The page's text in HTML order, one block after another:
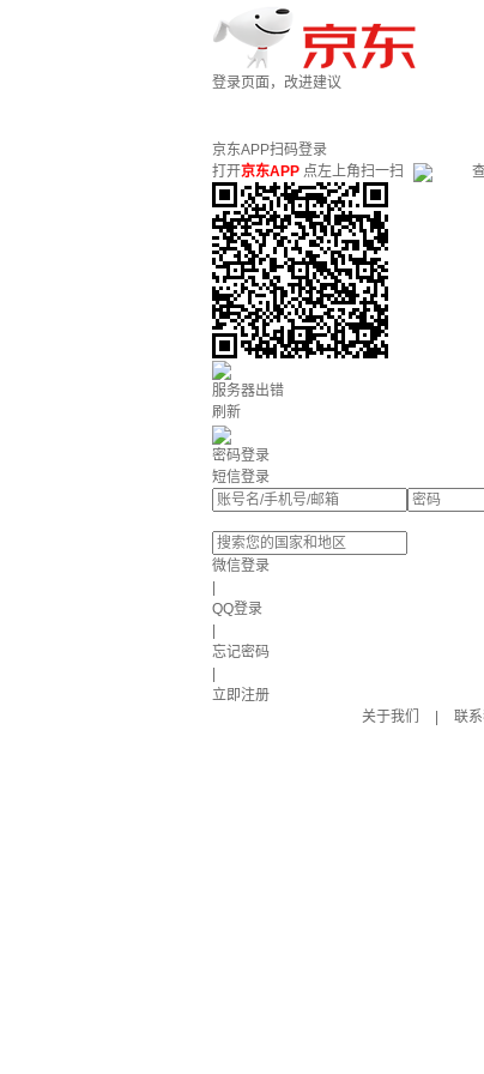
登录页面，改进建议
京东APP扫码登录
打开京东APP 点左上角扫一扫
服务器出错
刷新
密码登录
短信登录
微信登录
QQ登录
忘记密码
立即注册
关于我们
联系